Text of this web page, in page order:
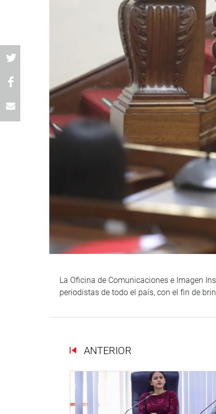
La Oficina de Comunicaciones e Imagen
periodistas de todo el país, con el fin de
ANTERIOR